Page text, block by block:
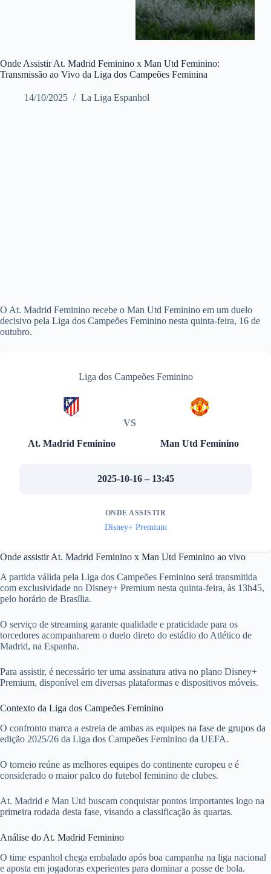
Onde Assistir At. Madrid Feminino x Man Utd Feminino:
Transmissão ao Vivo da Liga dos Campeões Feminina
14/10/2025 La Liga Espanhol
O At. Madrid Feminino recebe o Man Utd Feminino em um duelo
decisivo pela Liga dos Campeões Feminino nesta quinta-feira, 16 de
outubro.
Liga dos Campeões Feminino
At. Madrid Feminino
VS
Man Utd Feminino
2025-10-16 – 13:45
ONDE ASSISTIR
Disney+ Premium
Onde assistir At. Madrid Feminino x Man Utd Feminino ao vivo
A partida válida pela Liga dos Campeões Feminino será transmitida
com exclusividade no Disney+ Premium nesta quinta-feira, às 13h45,
pelo horário de Brasília.
O serviço de streaming garante qualidade e praticidade para os
torcedores acompanharem o duelo direto do estádio do Atlético de
Madrid, na Espanha.
Para assistir, é necessário ter uma assinatura ativa no plano Disney+
Premium, disponível em diversas plataformas e dispositivos móveis.
Contexto da Liga dos Campeões Feminino
O confronto marca a estreia de ambas as equipes na fase de grupos da
edição 2025/26 da Liga dos Campeões Feminino da UEFA.
O torneio reúne as melhores equipes do continente europeu e é
considerado o maior palco do futebol feminino de clubes.
At. Madrid e Man Utd buscam conquistar pontos importantes logo na
primeira rodada desta fase, visando a classificação às quartas.
Análise do At. Madrid Feminino
O time espanhol chega embalado após boa campanha na liga nacional
e aposta em jogadoras experientes para dominar a posse de bola.